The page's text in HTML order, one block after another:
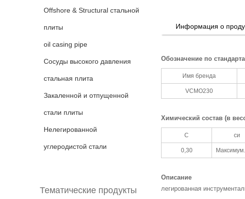
Offshore & Structural стальной
плиты
oil casing pipe
Сосуды высокого давления
стальная плита
Закаленной и отпущенной
стали плиты
Нелегированной
углеродистой стали
Тематические продукты
Информация о
Обозначение по
Имя бренда
VCMO230
Химический состав (в
С си
0,30
Описание
легированная